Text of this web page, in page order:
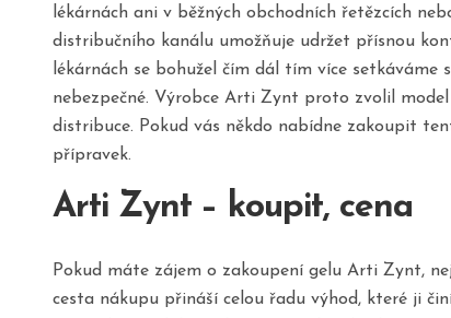
lékárnách ani v běžných obchodních řetězcích
distribučního kanálu umožňuje udržet přísnou
lékárnách se bohužel čím dál tím více
nebezpečné. Výrobce Arti Zynt proto zvolil
distribuce. Pokud vás někdo nabídne zakoupit
přípravek.
Arti Zynt – koupit, cena
Pokud máte zájem o zakoupení gelu Arti Zynt,
cesta nákupu přináší celou řadu výhod, které ji